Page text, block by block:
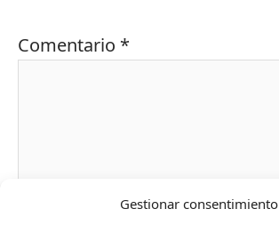
Gestionar consentimiento
Comentario *